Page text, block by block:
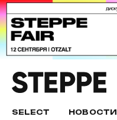
SELECT НОВОСТИ